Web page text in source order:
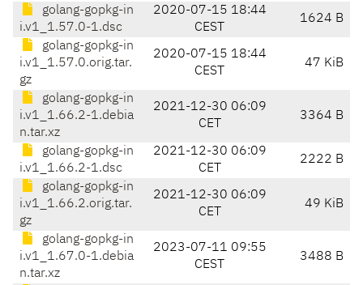
golang-gopkg-in
i.v1_1.57.0-1.dsc
2020-07-15 18:44
CEST
1624 B
golang-gopkg-in
i.v1_1.57.0.orig.tar.
gz
2020-07-15 18:44
CEST
47 KiB
golang-gopkg-in
i.v1_1.66.2-1.debia
n.tar.xz
2021-12-30 06:09
CET
3364 B
golang-gopkg-in
i.v1_1.66.2-1.dsc
2021-12-30 06:09
CET
2222 B
golang-gopkg-in
i.v1_1.66.2.orig.tar.
gz
2021-12-30 06:09
CET
49 KiB
golang-gopkg-in
i.v1_1.67.0-1.debia
n.tar.xz
2023-07-11 09:55
CEST
3488 B